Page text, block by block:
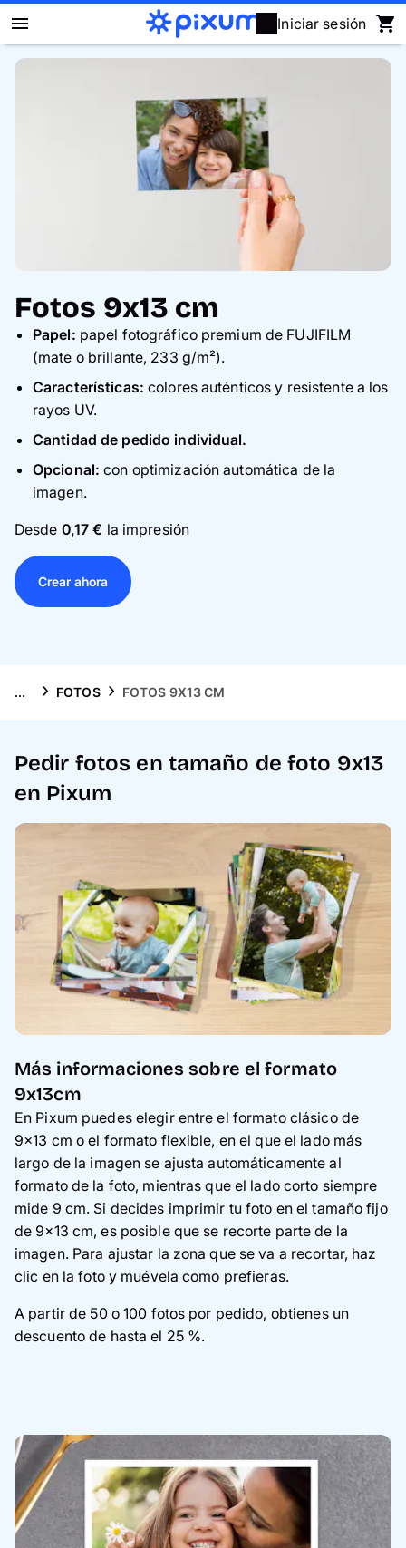
Iniciar sesión
Álbum Digital Pixum
Calendarios
Regalos
Fundas
Tarjetas
Inspiración
Fotos 9x13 cm
Papel: papel fotográfico premium de FUJIFILM
(mate o brillante, 233 g/m²).
Características: colores auténticos y resistente a los
rayos UV.
Cantidad de pedido individual.
Opcional: con optimización automática de la
imagen.
Desde 0,17 € la impresión
Crear ahora
... FOTOS FOTOS 9X13 CM
Pedir fotos en tamaño de foto 9x13
en Pixum
Más informaciones sobre el formato
9x13cm
En Pixum puedes elegir entre el formato clásico de
9x13 cm o el formato flexible, en el que el lado más
largo de la imagen se ajusta automáticamente al
formato de la foto, mientras que el lado corto siempre
mide 9 cm. Si decides imprimir tu foto en el tamaño fijo
de 9x13 cm, es posible que se recorte parte de la
imagen. Para ajustar la zona que se va a recortar, haz
clic en la foto y muévela como prefieras.
A partir de 50 o 100 fotos por pedido, obtienes un
descuento de hasta el 25 %.